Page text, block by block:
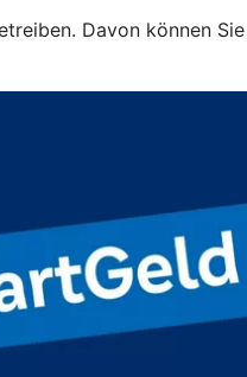
Davon können